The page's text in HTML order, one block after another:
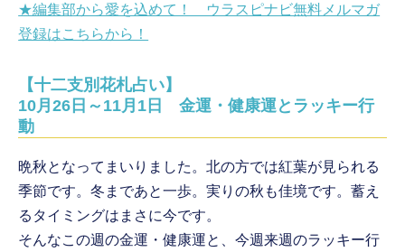
★編集部から愛を込めて！ ウラスピナビ無料メルマガ
登録はこちらから！
【十二支別花札占い】
10月26日～11月1日 金運・健康運とラッキー行
動
晩秋となってまいりました。北の方では紅葉が見られる
季節です。冬まであと一歩。実りの秋も佳境です。蓄え
るタイミングはまさに今です。
そんなこの週の金運・健康運と、今週来週のラッキー行